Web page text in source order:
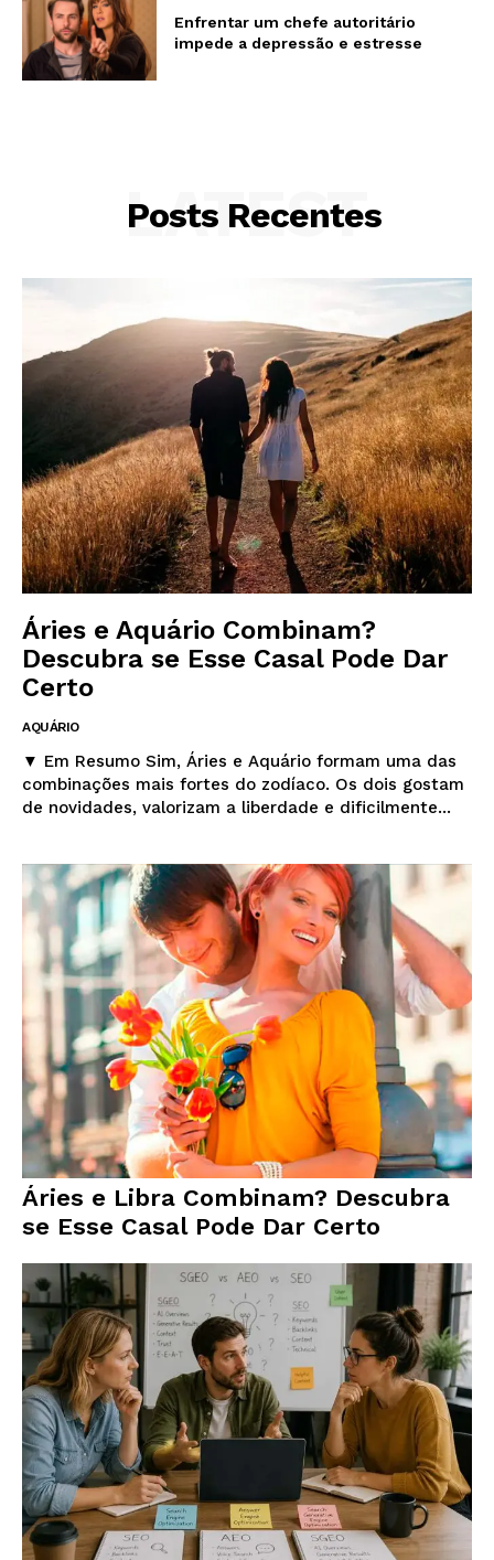
Enfrentar um chefe autoritário
impede a depressão e estresse
Posts Recentes
LATEST
Áries e Aquário Combinam?
Descubra se Esse Casal Pode Dar
Certo
AQUÁRIO
▼ Em Resumo Sim, Áries e Aquário formam uma das
combinações mais fortes do zodíaco. Os dois gostam
de novidades, valorizam a liberdade e dificilmente...
Áries e Libra Combinam? Descubra
se Esse Casal Pode Dar Certo